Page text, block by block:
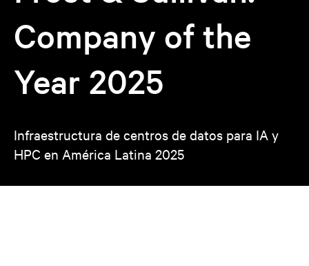
Company of the
Year 2025
Infraestructura de centros de datos para IA y
HPC en América Latina 2025